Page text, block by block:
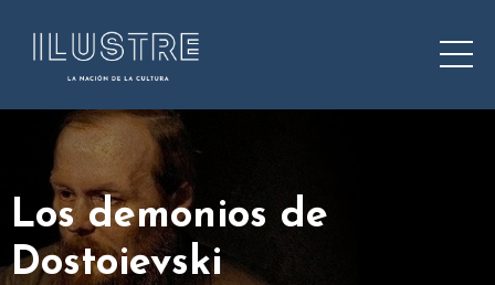
Los demonios de
Dostoievski